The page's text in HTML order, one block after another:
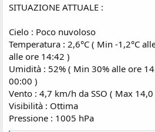
SITUAZIONE ATTUALE :
Cielo : Poco nuvoloso
Temperatura : 2,6°C ( Min -1,2°C
alle ore 14:42 )
Umidità : 52% ( Min 30% alle ore
00:00 )
Vento : 4,7 km/h da SSO ( Max
Visibilità : Ottima
Pressione : 1005 hPa